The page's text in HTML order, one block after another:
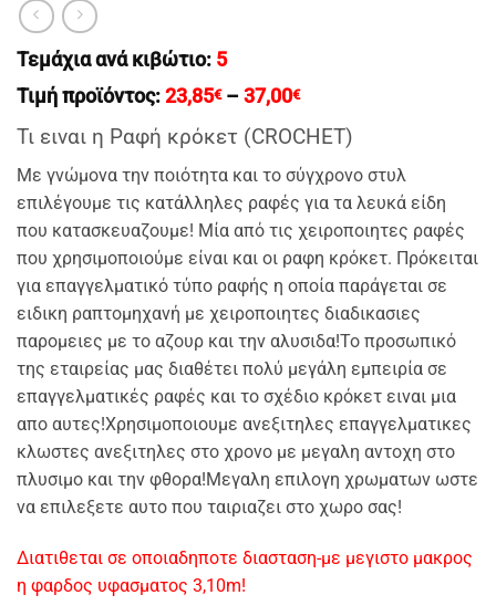
Τεμάχια ανά κιβώτιο: 5
Τιμή προϊόντος: 23,85€ – 37,00€Price
23,85€
through
37,00€
Τι ειναι η Ραφή κρόκετ (CROCHET)
Με γνώμονα την ποιότητα και το σύγχρονο στυλ
επιλέγουμε τις κατάλληλες ραφές για τα λευκά είδη
που κατασκευαζουμε! Μία από τις χειροποιητες ραφές
που χρησιμοποιούμε είναι και οι ραφη κρόκετ. Πρόκειται
για επαγγελματικό τύπο ραφής η οποία παράγεται σε
ειδικη ραπτομηχανή με χειροποιητες διαδικασιες
παρομειες με το αζουρ και την αλυσιδα!Το προσωπικό
της εταιρείας μας διαθέτει πολύ μεγάλη εμπειρία σε
επαγγελματικές ραφές και το σχέδιο κρόκετ ειναι μια
απο αυτες!Χρησιμοποιουμε ανεξιτηλες επαγγελματικες
κλωστες ανεξιτηλες στο χρονο με μεγαλη αντοχη στο
πλυσιμο και την φθορα!Μεγαλη επιλογη χρωματων ωστε
να επιλεξετε αυτο που ταιριαζει στο χωρο σας!
Διατιθεται σε οποιαδηποτε διασταση-με μεγιστο μακρος
η φαρδος υφασματος 3,10m!